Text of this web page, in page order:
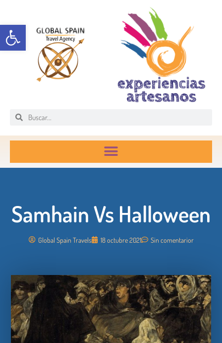
Abrir barra de herramientas
Samhain Vs Halloween
Global Spain Travels 18 octubre 2021 Sin comentarior